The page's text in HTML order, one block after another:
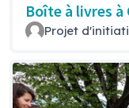
Boîte à livres
Projet